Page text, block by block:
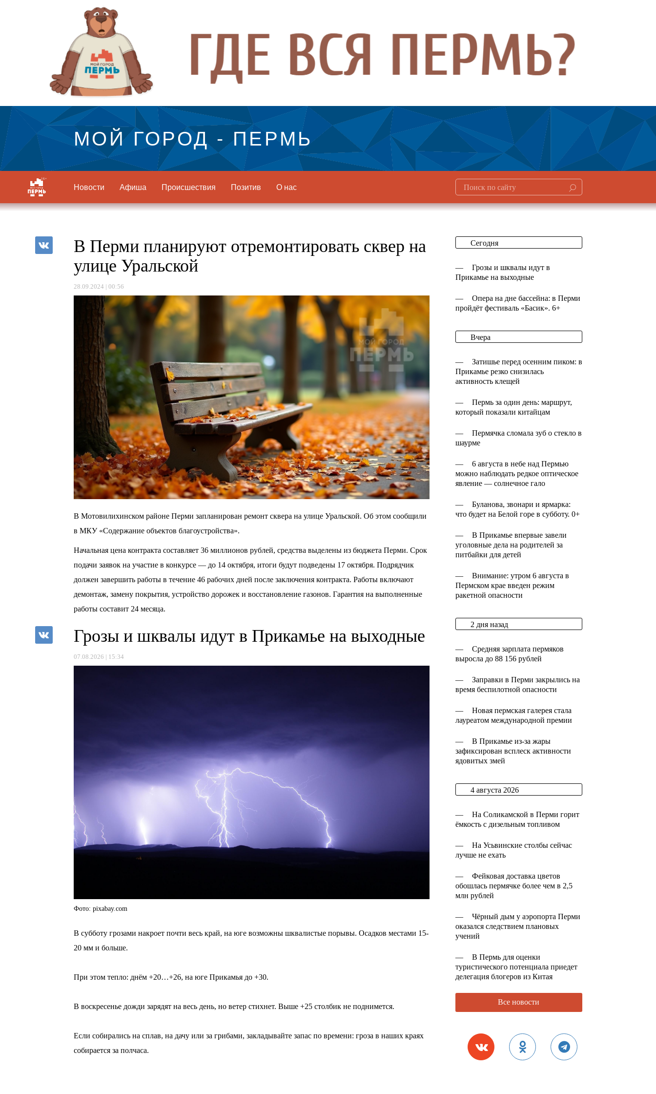
МОЙ ГОРОД - ПЕРМЬ
Новости Афиша Происшествия Позитив О нас
В Перми планируют отремонтировать сквер на
улице Уральской
28.09.2024 | 00:56
В Мотовилихинском районе Перми запланирован ремонт сквера на улице Уральской. Об этом сообщили
в МКУ «Содержание объектов благоустройства».
Начальная цена контракта составляет 36 миллионов рублей, средства выделены из бюджета Перми. Срок
подачи заявок на участие в конкурсе — до 14 октября, итоги будут подведены 17 октября. Подрядчик
должен завершить работы в течение 46 рабочих дней после заключения контракта. Работы включают
демонтаж, замену покрытия, устройство дорожек и восстановление газонов. Гарантия на выполненные
работы составит 24 месяца.
Грозы и шквалы идут в Прикамье на выходные
07.08.2026 | 15:34
Фото: pixabay.com
В субботу грозами накроет почти весь край, на юге возможны шквалистые порывы. Осадков местами 15-
20 мм и больше.
При этом тепло: днём +20…+26, на юге Прикамья до +30.
В воскресенье дожди зарядят на весь день, но ветер стихнет. Выше +25 столбик не поднимется.
Если собирались на сплав, на дачу или за грибами, закладывайте запас по времени: гроза в наших краях
собирается за полчаса.
Сегодня
—
Грозы и шквалы идут в
Прикамье на выходные
—
Опера на дне бассейна: в Перми
пройдёт фестиваль «Басик». 6+
Вчера
—
Затишье перед осенним пиком: в
Прикамье резко снизилась
активность клещей
—
Пермь за один день: маршрут,
который показали китайцам
—
Пермячка сломала зуб о стекло в
шаурме
—
6 августа в небе над Пермью
можно наблюдать редкое оптическое
явление — солнечное гало
—
Буланова, звонари и ярмарка:
что будет на Белой горе в субботу. 0+
—
В Прикамье впервые завели
уголовные дела на родителей за
питбайки для детей
—
Внимание: утром 6 августа в
Пермском крае введен режим
ракетной опасности
2 дня назад
—
Средняя зарплата пермяков
выросла до 88 156 рублей
—
Заправки в Перми закрылись на
время беспилотной опасности
—
Новая пермская галерея стала
лауреатом международной премии
—
В Прикамье из-за жары
зафиксирован всплеск активности
ядовитых змей
4 августа 2026
—
На Соликамской в Перми горит
ёмкость с дизельным топливом
—
На Усьвинские столбы сейчас
лучше не ехать
—
Фейковая доставка цветов
обошлась пермячке более чем в 2,5
млн рублей
—
Чёрный дым у аэропорта Перми
оказался следствием плановых
учений
—
В Пермь для оценки
туристического потенциала приедет
делегация блогеров из Китая
Все новости